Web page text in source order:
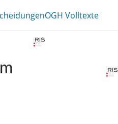
OGH Volltexte